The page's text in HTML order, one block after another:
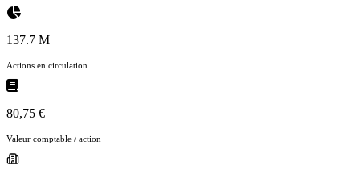
137.7 M
Actions en circulation
80,75 €
Valeur comptable / action